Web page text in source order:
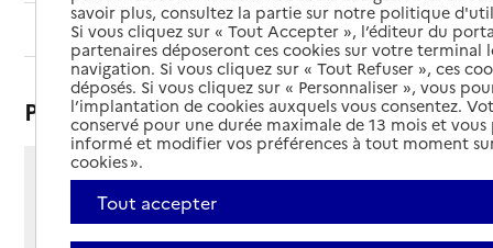
Sommaire
Présentation
39 rue Charles de Gaulle
57950 - Montigny-lès-Metz
savoir plus, consultez la partie sur notre politique
Si vous cliquez sur « Tout Accepter », l’éditeur du
partenaires déposeront ces cookies sur votre terminal
navigation. Si vous cliquez sur « Tout Refuser », ces
déposés. Si vous cliquez sur « Personnaliser », vous
l’implantation de cookies auxquels vous consentez.
conservé pour une durée maximale de 13 mois et
informé et modifier vos préférences à tout moment
cookies ».
Tout accepter